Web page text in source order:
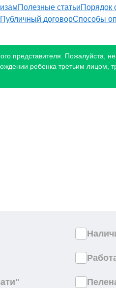
Полезные статьиПорядок
Публичный договорСпособы
представителя. Пожалуйста, не
ребенка третьим лицом,